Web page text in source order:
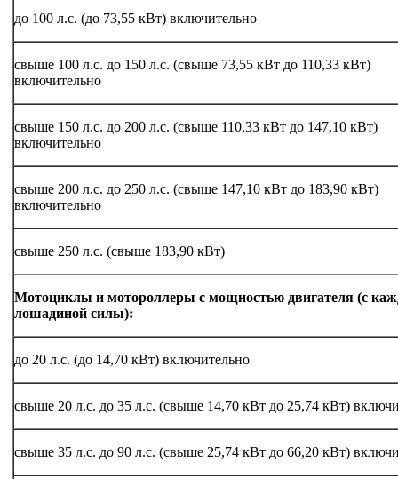
до 100 л.с. (до 73,55 кВт) включительно
свыше 100 л.с. до 150 л.с. (свыше 73,55 кВт до 110,33 кВт)
включительно
свыше 150 л.с. до 200 л.с. (свыше 110,33 кВт до 147,10 кВт)
включительно
свыше 200 л.с. до 250 л.с. (свыше 147,10 кВт до 183,90 кВт)
включительно
свыше 250 л.с. (свыше 183,90 кВт)
Мотоциклы и мотороллеры с мощностью двигателя (с
лошадиной силы):
до 20 л.с. (до 14,70 кВт) включительно
свыше 20 л.с. до 35 л.с. (свыше 14,70 кВт до 25,74 кВт)
свыше 35 л.с. до 90 л.с. (свыше 25,74 кВт до 66,20 кВт)